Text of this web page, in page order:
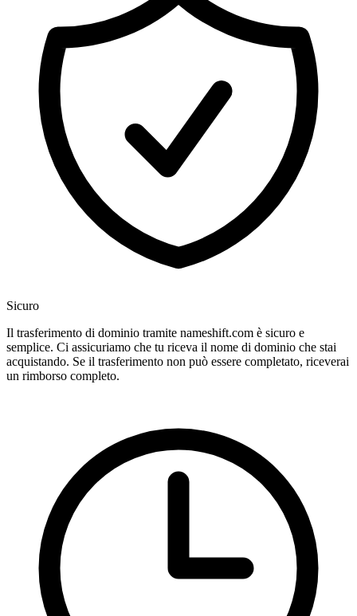
Sicuro
Il trasferimento di dominio tramite nameshift.com è sicuro e
semplice. Ci assicuriamo che tu riceva il nome di dominio che stai
acquistando. Se il trasferimento non può essere completato, riceverai
un rimborso completo.